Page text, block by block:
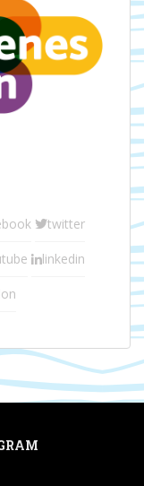
twitter
linkedin